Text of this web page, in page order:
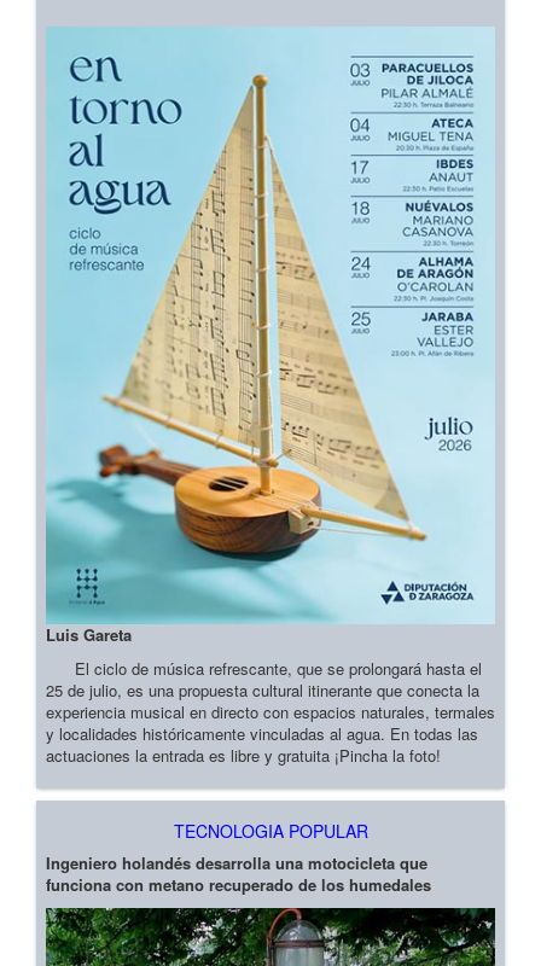
Luis Gareta
El ciclo de música refrescante, que se prolongará hasta el
25 de julio, es una propuesta cultural itinerante que conecta la
experiencia musical en directo con espacios naturales, termales
y localidades históricamente vinculadas al agua. En todas las
actuaciones la entrada es libre y gratuita ¡Pincha la foto!
TECNOLOGIA POPULAR
Ingeniero holandés desarrolla una motocicleta que
funciona con metano recuperado de los humedales